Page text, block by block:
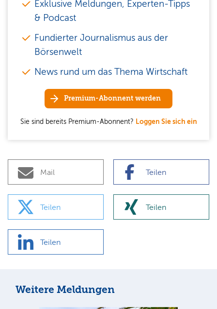
Exklusive Meldungen, Experten-Tipps
& Podcast
Fundierter Journalismus aus der
Börsenwelt
News rund um das Thema Wirtschaft
Premium-Abonnent werden
Sie sind bereits Premium-Abonnent? Loggen Sie sich ein
Mail Teilen
Teilen Teilen
Teilen
Weitere Meldungen